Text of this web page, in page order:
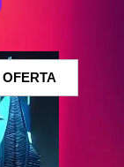
OFERTA